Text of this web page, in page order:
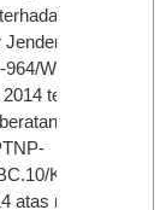
Bea dan
WBC.10/2014
tentang
terhadap
KPP.01/2014
atas nama XXX,